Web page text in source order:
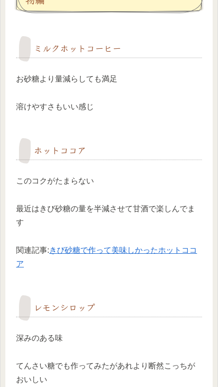
ミルクホットコーヒー
お砂糖より量減らしても満足
溶けやすさもいい感じ
ホットココア
このコクがたまらない
最近はきび砂糖の量を半減させて甘酒で楽しんでま
す
関連記事:きび砂糖で作って美味しかったホットココ
ア
レモンシロップ
深みのある味
てんさい糖でも作ってみたがあれより断然こっちが
おいしい